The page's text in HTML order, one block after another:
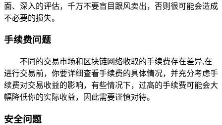
面、深入的评估，千万不要盲目跟风卖出，否则很可能会造成
不必要的损失。
手续费问题
不同的交易市场和区块链网络收取的手续费存在差异,在
进行交易前，你要详细查看手续费的具体情况，并充分考虑手
续费对交易收益的影响，有些情况下，过高的手续费可能会大
幅降低你的实际收益，因此需要谨慎对待。
安全问题